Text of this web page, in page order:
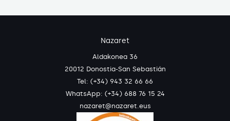
Nazaret
Aldakonea 36
20012 Donostia-San Sebastián
Tel: (+34) 943 32 66 66
WhatsApp: (+34) 688 76 15 24
nazaret@nazaret.eus